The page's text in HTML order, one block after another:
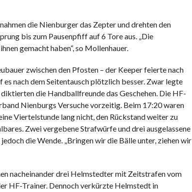
die Nienburger das Zepter und drehten den
bis zum Pausenpfiff auf 6 Tore aus. „Die
gemacht haben“, so Mollenhauer.
zwischen den Pfosten – der Keeper feierte nach
nach dem Seitentausch plötzlich besser. Zwar legte
die Handballfreunde das Geschehen. Die HF-
Nienburgs Versuche vorzeitig. Beim 17:20 waren
Viertelstunde lang nicht, den Rückstand weiter zu
Zwei vergebene Strafwürfe und drei ausgelassene
die Wende. „Bringen wir die Bälle unter, ziehen wir
nacheinander drei Helmstedter mit Zeitstrafen vom
HF-Trainer. Dennoch verkürzte Helmstedt in